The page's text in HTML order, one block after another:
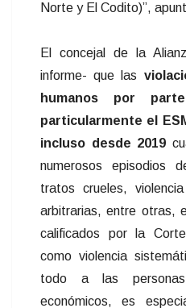
Norte y El Codito)”,
El concejal de la
informe- que las
humanos por
particularmente el
incluso desde 2019
numerosos episodios
tratos crueles,
arbitrarias, entre otras,
calificados por la
como violencia
todo a las
económicos, es